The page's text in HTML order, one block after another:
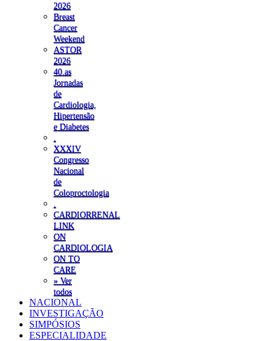
2026
Breast
Cancer
Weekend
ASTOR
2026
40.as
Jornadas
de
Cardiologia,
Hipertensão
e Diabetes
XXXIV
Congresso
Nacional
de
Coloproctologia
CARDIORRENAL
LINK
ON
CARDIOLOGIA
ON TO
CARE
» Ver
todos
NACIONAL
INVESTIGAÇÃO
SIMPÓSIOS
ESPECIALIDADE